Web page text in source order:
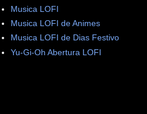
Musica LOFI
Musica LOFI de Animes
Musica LOFI de Dias Festivo
Yu-Gi-Oh Abertura LOFI